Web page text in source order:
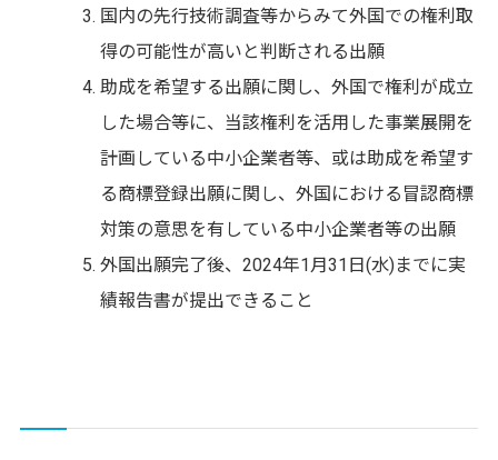
国内の先行技術調査等からみて外国での権利取
得の可能性が高いと判断される出願
助成を希望する出願に関し、外国で権利が成立
した場合等に、当該権利を活用した事業展開を
計画している中小企業者等、或は助成を希望す
る商標登録出願に関し、外国における冒認商標
対策の意思を有している中小企業者等の出願
外国出願完了後、2024年1月31日(水)までに実
績報告書が提出できること